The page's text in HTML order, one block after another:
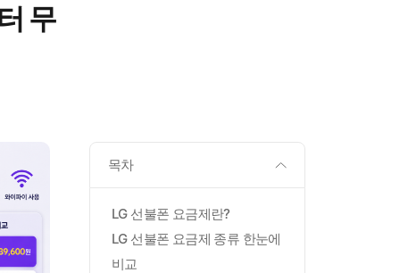
무
목차
LG 선불폰 요금제란?
LG 선불폰 요금제 종류 한눈에
비교